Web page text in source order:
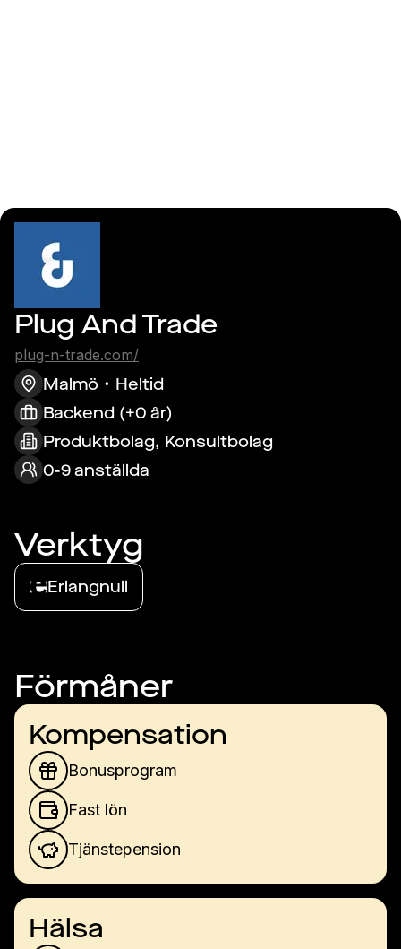
Plug And Trade
plug-n-trade.com/
Malmö
Heltid
Backend (+0 år)
Produktbolag, Konsultbolag
0-9 anställda
Verktyg
Erlangnull
Förmåner
Kompensation
Bonusprogram
Fast lön
Tjänstepension
Hälsa